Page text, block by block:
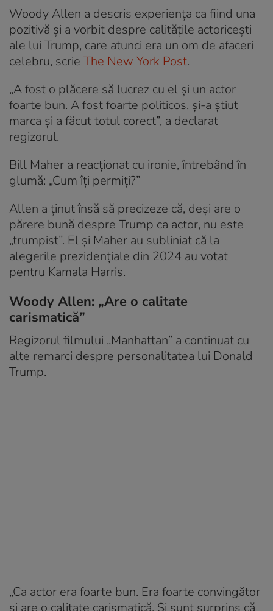
Woody Allen a descris experiența ca fiind una
pozitivă și a vorbit despre calitățile actoricești
ale lui Trump, care atunci era un om de afaceri
celebru, scrie The New York Post.
„A fost o plăcere să lucrez cu el și un actor
foarte bun. A fost foarte politicos, și-a știut
marca și a făcut totul corect”, a declarat
regizorul.
Bill Maher a reacționat cu ironie, întrebând în
glumă: „Cum îți permiți?”
Allen a ținut însă să precizeze că, deși are o
părere bună despre Trump ca actor, nu este
„trumpist”. El și Maher au subliniat că la
alegerile prezidențiale din 2024 au votat
pentru Kamala Harris.
Woody Allen: „Are o calitate
carismatică”
Regizorul filmului „Manhattan” a continuat cu
alte remarci despre personalitatea lui Donald
Trump.
„Ca actor era foarte bun. Era foarte convingător
și are o calitate carismatică. Și sunt surprins că